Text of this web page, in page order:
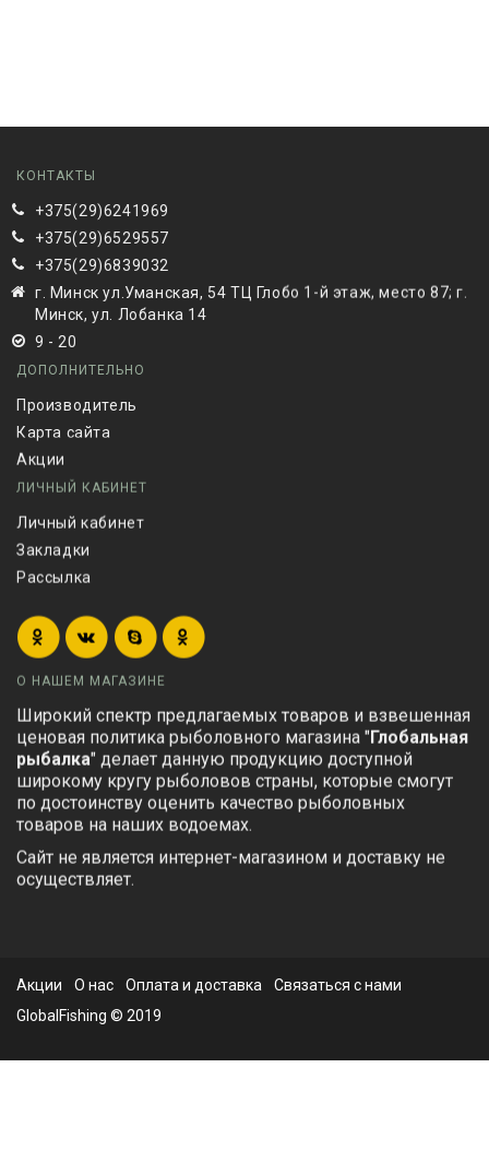
КОНТАКТЫ
+375(29)6241969
+375(29)6529557
+375(29)6839032
г. Минск ул.Уманская, 54 ТЦ Глобо 1-й этаж, место 87; г.
Минск, ул. Лобанка 14
9 - 20
ДОПОЛНИТЕЛЬНО
Производитель
Карта сайта
Акции
ЛИЧНЫЙ КАБИНЕТ
Личный кабинет
Закладки
Рассылка
О НАШЕМ МАГАЗИНЕ
Широкий спектр предлагаемых товаров и взвешенная
ценовая политика рыболовного магазина "Глобальная
рыбалка" делает данную продукцию доступной
широкому кругу рыболовов страны, которые смогут
по достоинству оценить качество рыболовных
товаров на наших водоемах.
Сайт не является интернет-магазином и доставку не
осуществляет.
Акции О нас Оплата и доставка
Связаться с нами
GlobalFishing © 2019